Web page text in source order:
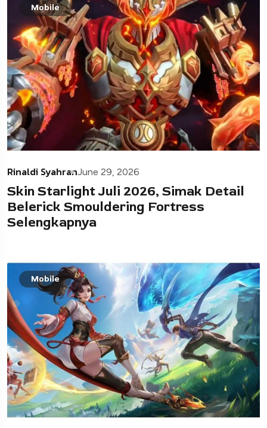
Mobile
Rinaldi SyahranJune 29, 2026
Skin Starlight Juli 2026, Simak Detail
Belerick Smouldering Fortress
Selengkapnya
Mobile